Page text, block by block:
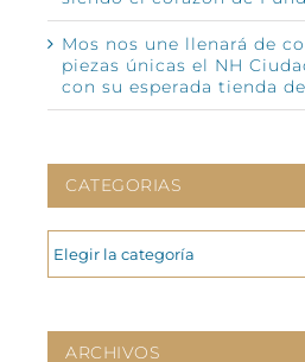
Mos nos une llenará de
piezas únicas el NH
con su esperada tienda
CATEGORIAS
CATEGORIAS
ARCHIVOS